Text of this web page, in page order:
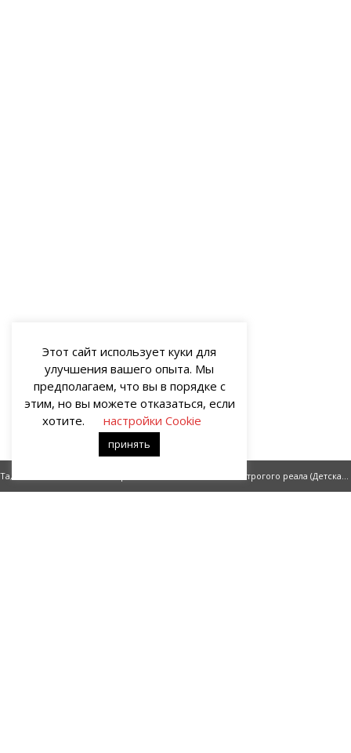
Рассказ строгого реала (Детская версия)
Этот сайт использует куки для
улучшения вашего опыта. Мы
предполагаем, что вы в порядке с
этим, но вы можете отказаться, если
хотите.
настройки Cookie
принять